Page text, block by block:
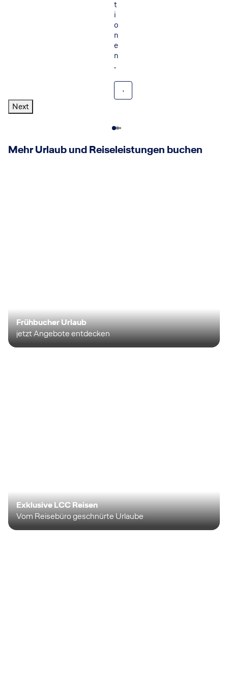
t
i
o
n
e
n
.
Next
Mehr Urlaub und Reiseleistungen buchen
Frühbucher Urlaub
jetzt Angebote entdecken
Exklusive LCC Reisen
Vom Reisebüro geschnürte Urlaube